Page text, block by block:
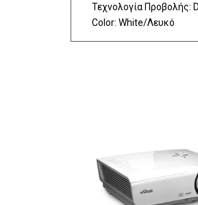
Τεχνολογία Προβολής:
Color: White/Λευκό